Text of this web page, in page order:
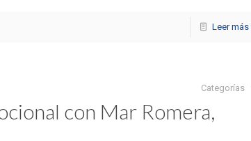
Leer más
Categorías
con Mar Romera,